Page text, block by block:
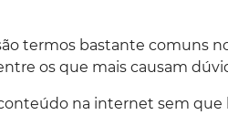
termos bastante comuns
os que mais causam
na internet sem que